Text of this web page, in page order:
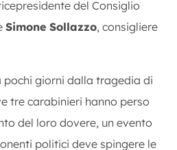
del Consiglio
Simone Sollazzo, consigliere
giorni dalla tragedia di
tre carabinieri hanno perso
del loro dovere, un evento
politici deve spingere le